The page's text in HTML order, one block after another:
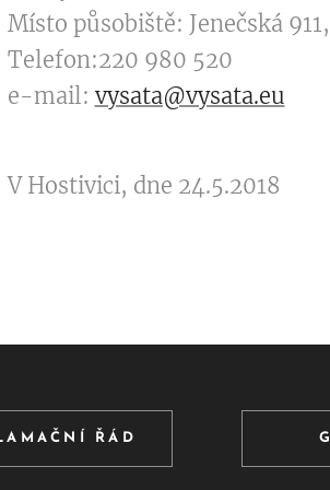
Místo působiště: Jenečská
Telefon:220 980 520
e-mail: vysata@vysata.eu
V Hostivici, dne 24.5.2018
ŘÁD